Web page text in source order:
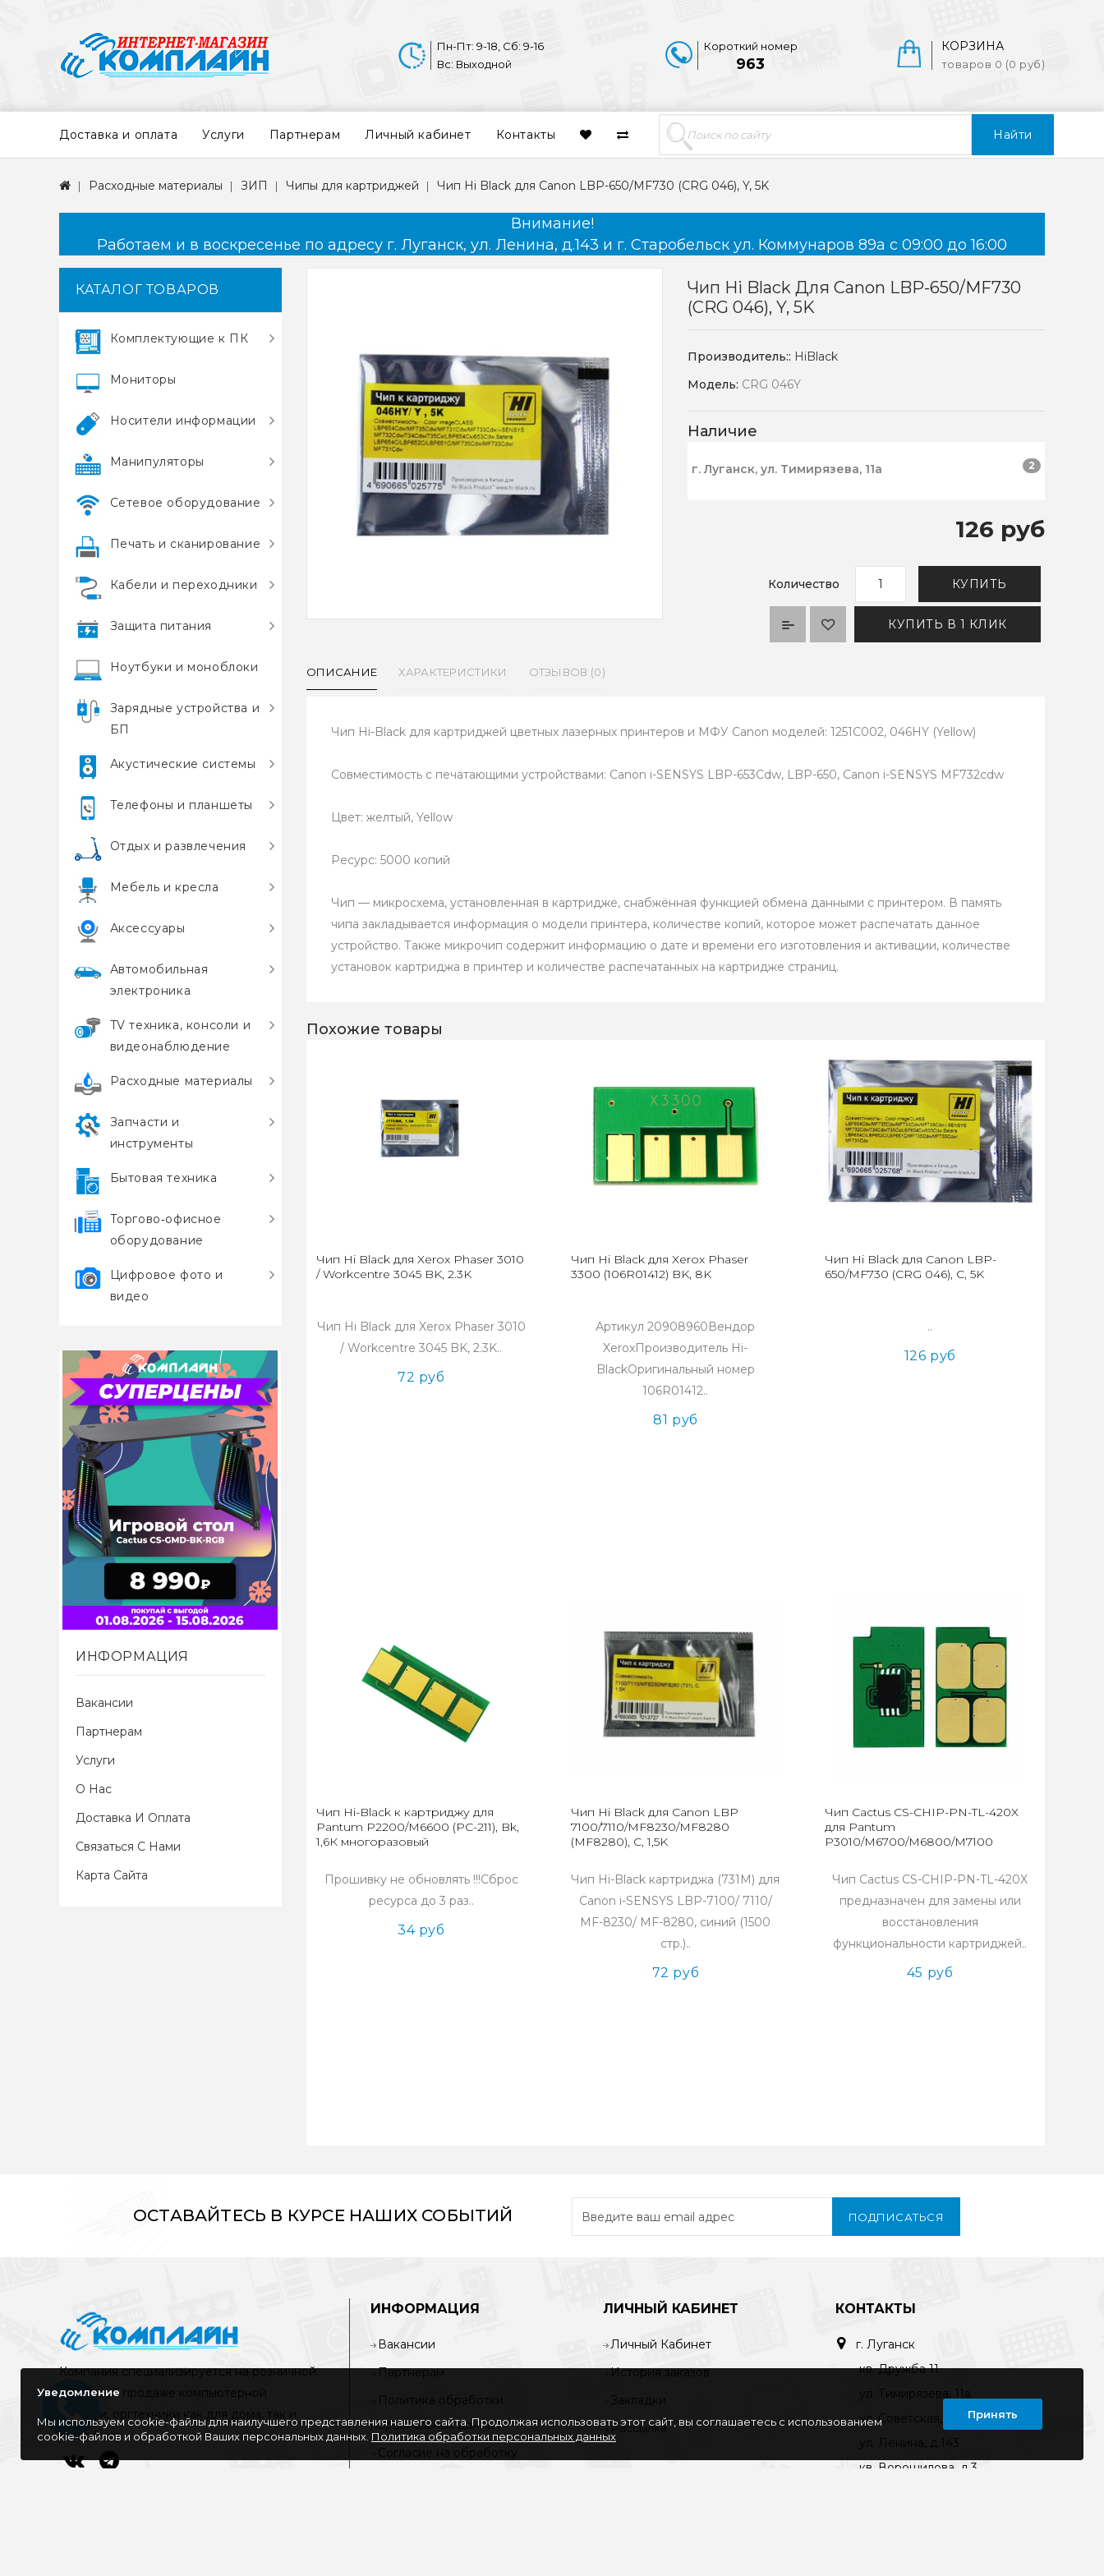
Найти
КОРЗИНА
товаров 0 (0 руб)
Короткий номер
963
Пн-Пт: 9-18, Сб: 9-16
Вс: Выходной
Доставка и оплата Услуги Партнерам Личный кабинет Контакты
Расходные материалы ЗИП Чипы для картриджей Чип Hi Black для Canon LBP-650/MF730 (CRG 046), Y, 5K
Внимание!
Работаем и в воскресенье по адресу г. Луганск, ул. Ленина, д.143 и г. Старобельск ул. Коммунаров 89а с 09:00 до 16:00
КАТАЛОГ ТОВАРОВ
Комплектующие к ПК
Мониторы
Носители информации
Манипуляторы
Сетевое оборудование
Печать и сканирование
Кабели и переходники
Защита питания
Ноутбуки и моноблоки
Зарядные устройства и
БП
Акустические системы
Телефоны и планшеты
Отдых и развлечения
Мебель и кресла
Аксессуары
Автомобильная
электроника
TV техника, консоли и
видеонаблюдение
Расходные материалы
Запчасти и
инструменты
Бытовая техника
Торгово‑офисное
оборудование
Цифровое фото и
видео
ИНФОРМАЦИЯ
Вакансии
Партнерам
Услуги
О Нас
Доставка И Оплата
Связаться С Нами
Карта Сайта
Чип Hi Black Для Canon LBP-650/MF730
(CRG 046), Y, 5K
Производитель:: HiBlack
Модель: CRG 046Y
Наличие
г. Луганск, ул. Тимирязева, 11а 2
126 руб
Количество КУПИТЬ
КУПИТЬ В 1 КЛИК
ОПИСАНИЕ ХАРАКТЕРИСТИКИ ОТЗЫВОВ (0)
Чип Hi-Black для картриджей цветных лазерных принтеров и МФУ Canon моделей: 1251C002, 046HY (Yellow)
Совместимость с печатающими устройствами: Canon i-SENSYS LBP-653Cdw, LBP-650, Canon i-SENSYS MF732cdw
Цвет: желтый, Yellow
Ресурс: 5000 копий
Чип — микросхема, установленная в картридже, снабжённая функцией обмена данными с принтером. В память
чипа закладывается информация о модели принтера, количестве копий, которое может распечатать данное
устройство. Также микрочип содержит информацию о дате и времени его изготовления и активации, количестве
установок картриджа в принтер и количестве распечатанных на картридже страниц.
Похожие товары
Чип Hi Black для Xerox Phaser 3010
/ Workcentre 3045 BK, 2.3K
Чип Hi Black для Xerox Phaser 3010
/ Workcentre 3045 BK, 2.3K..
72 руб
Чип Hi Black для Xerox Phaser
3300 (106R01412) BK, 8K
Артикул 20908960Вендор
XeroxПроизводитель Hi-
BlackОригинальный номер
106R01412..
81 руб
Чип Hi Black для Canon LBP-
650/MF730 (CRG 046), C, 5K
..
126 руб
Чип Hi-Black к картриджу для
Pantum P2200/M6600 (PC-211), Bk,
1,6К многоразовый
Прошивку не обновлять !!!Сброс
ресурса до 3 раз..
34 руб
Чип Hi Black для Canon LBP
7100/7110/MF8230/MF8280
(MF8280), C, 1,5K
Чип Hi-Black картриджа (731M) для
Canon i-SENSYS LBP-7100/ 7110/
MF-8230/ MF-8280, синий (1500
стр.)..
72 руб
Чип Cactus CS-CHIP-PN-TL-420X
для Pantum
P3010/M6700/M6800/M7100
Чип Cactus CS-CHIP-PN-TL-420X
предназначен для замены или
восстановления
функциональности картриджей..
45 руб
ОСТАВАЙТЕСЬ В КУРСЕ НАШИХ СОБЫТИЙ ПОДПИСАТЬСЯ
Компания специализируется на розничной
и оптовой продаже компьютерной
техники, оргтехники как для дома, так и
для офиса
ИНФОРМАЦИЯ
Вакансии
Партнерам
Политика обработки
персональных данных
Согласие на обработку
ЛИЧНЫЙ КАБИНЕТ
Личный Кабинет
История заказов
Закладки
Рассылка
КОНТАКТЫ
г. Луганск
кв. Дружба 11
ул. Тимирязева, 11а
ул. Советская, д. 6
ул. Ленина, д.143
кв. Ворошилова, д.3
Уведомление
Мы используем cookie-файлы для наилучшего представления нашего сайта. Продолжая использовать этот сайт, вы соглашаетесь с использованием
cookie-файлов и обработкой Ваших персональных данных. Политика обработки персональных данных
Принять